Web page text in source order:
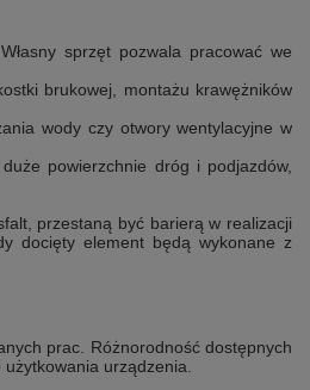
sprzęt pozwala pracować we
brukowej, montażu krawężników
wody czy otwory wentylacyjne w
powierzchnie dróg i podjazdów,
przestaną być barierą w realizacji
docięty element będą wykonane z
prac. Różnorodność dostępnych
urządzenia.